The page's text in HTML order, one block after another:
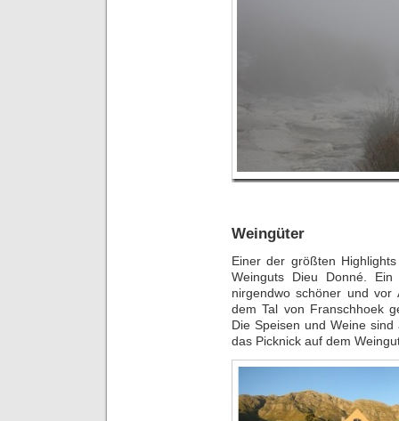
Weingüter
Einer der größten
Weinguts Dieu Donné. Ein
nirgendwo schöner und
dem Tal von Franschhoek
Die Speisen und Weine
das Picknick auf dem